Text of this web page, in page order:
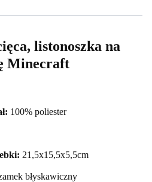
listonoszka na
Minecraft
100% poliester
: 21,5x15,5x5,5cm
błyskawiczny